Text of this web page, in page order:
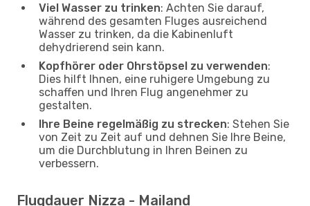
Viel Wasser zu trinken: Achten Sie darauf,
während des gesamten Fluges ausreichend
Wasser zu trinken, da die Kabinenluft
dehydrierend sein kann.
Kopfhörer oder Ohrstöpsel zu verwenden:
Dies hilft Ihnen, eine ruhigere Umgebung zu
schaffen und Ihren Flug angenehmer zu
gestalten.
Ihre Beine regelmäßig zu strecken: Stehen Sie
von Zeit zu Zeit auf und dehnen Sie Ihre Beine,
um die Durchblutung in Ihren Beinen zu
verbessern.
Flugdauer Nizza - Mailand